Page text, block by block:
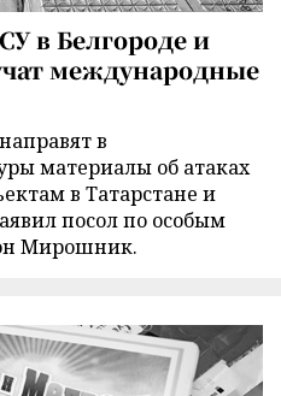
в Белгороде и
международные
в
материалы об атаках
в Татарстане и
посол по особым
Мирошник.